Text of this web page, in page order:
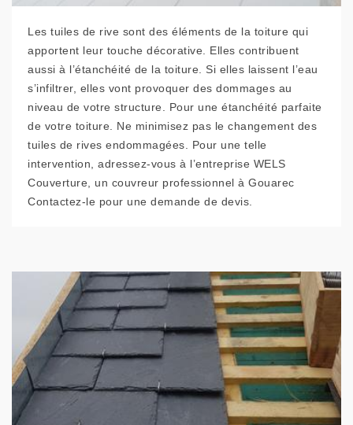
Les tuiles de rive sont des éléments de la toiture qui
apportent leur touche décorative. Elles contribuent
aussi à l’étanchéité de la toiture. Si elles laissent l’eau
s’infiltrer, elles vont provoquer des dommages au
niveau de votre structure. Pour une étanchéité parfaite
de votre toiture. Ne minimisez pas le changement des
tuiles de rives endommagées. Pour une telle
intervention, adressez-vous à l’entreprise WELS
Couverture, un couvreur professionnel à Gouarec
Contactez-le pour une demande de devis.